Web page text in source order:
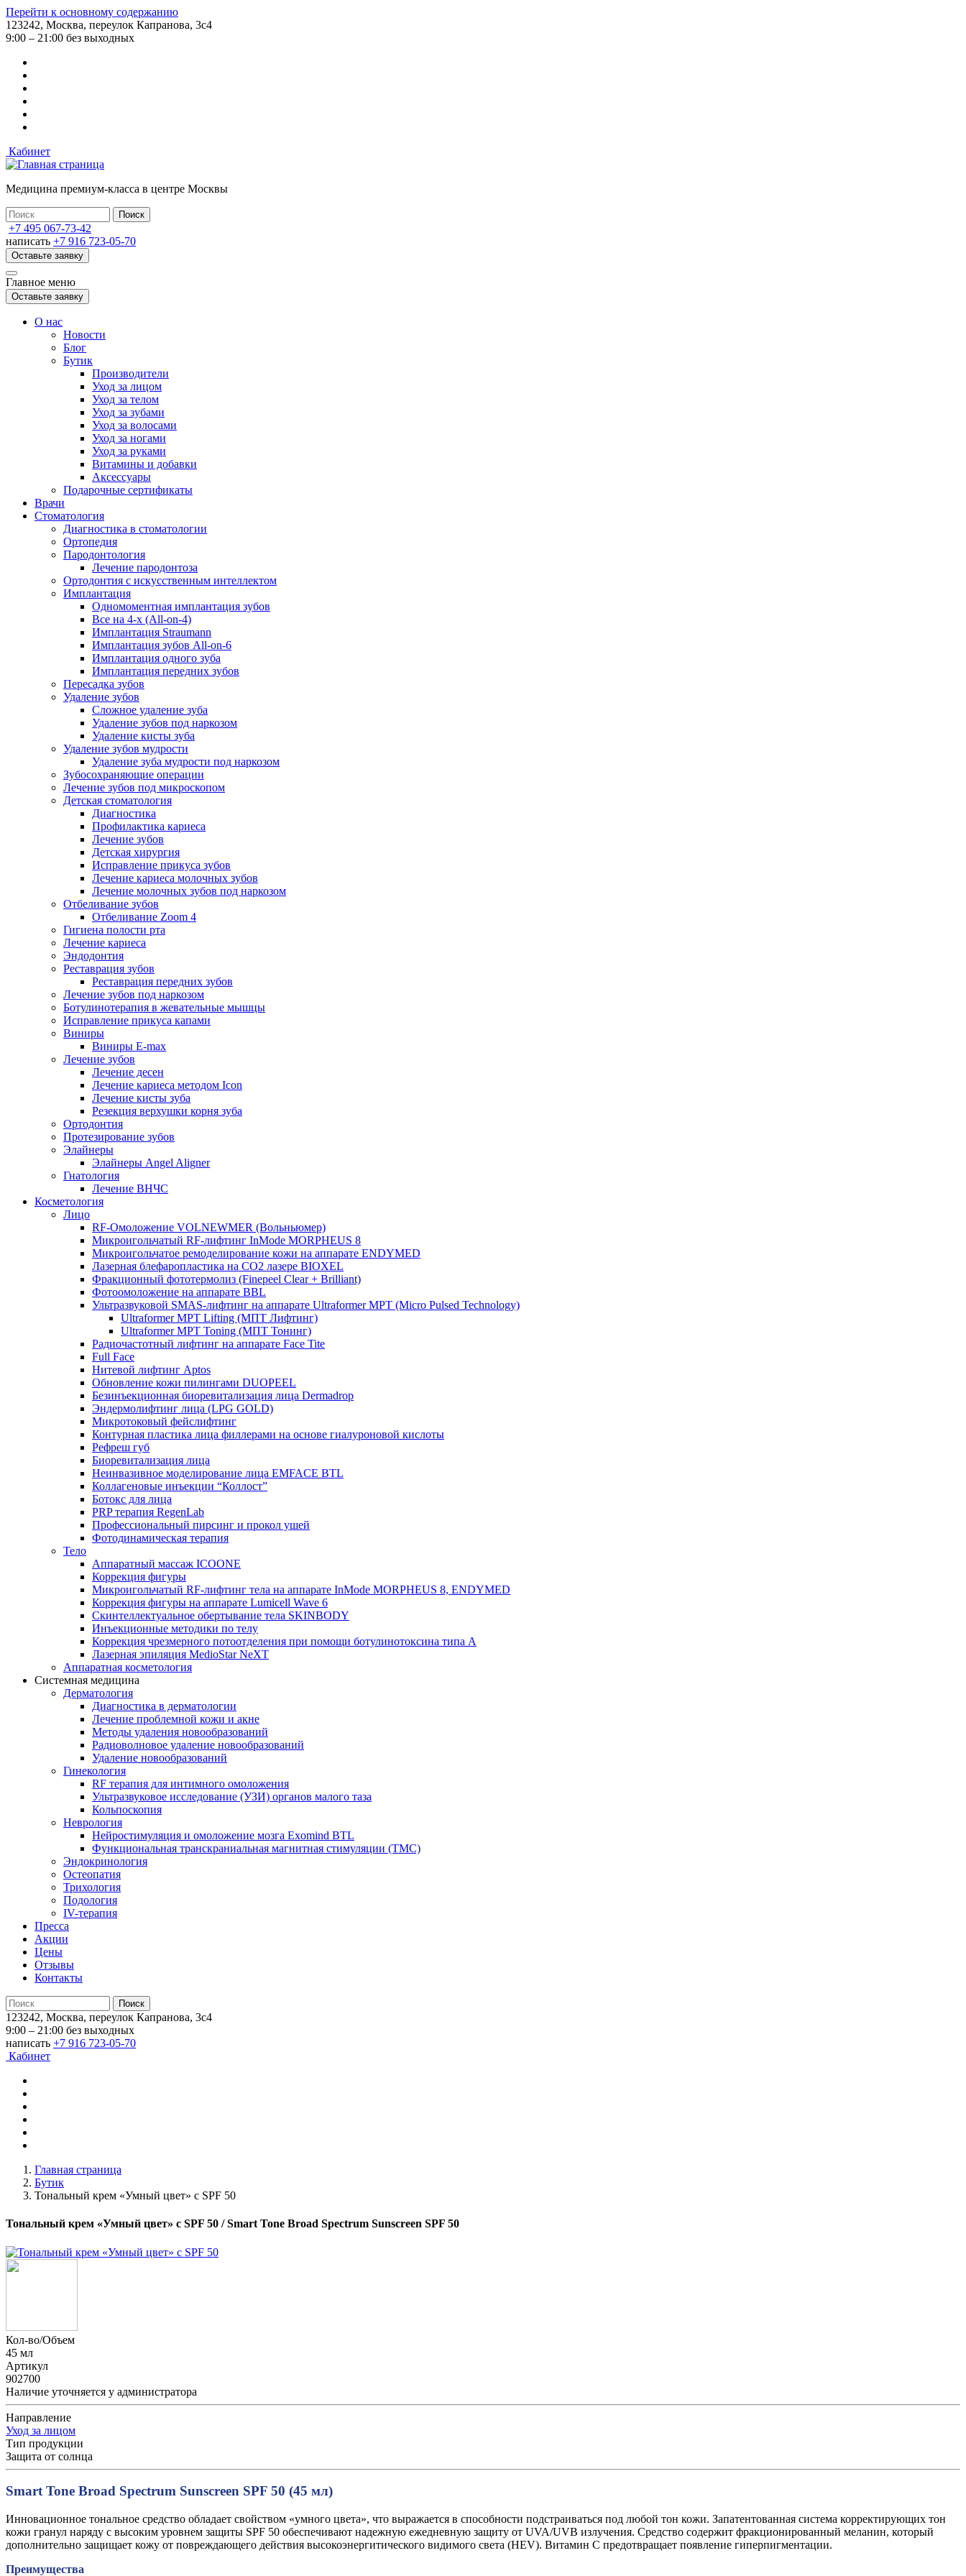
Перейти к основному содержанию
123242, Москва, переулок Капранова, 3с4
9:00 – 21:00 без выходных
Кабинет
Медицина премиум-класса в центре Москвы
+7 495 067-73-42
написать +7 916 723-05-70
Оставьте заявку
Главное меню
Оставьте заявку
О нас
Новости
Блог
Бутик
Производители
Уход за лицом
Уход за телом
Уход за зубами
Уход за волосами
Уход за ногами
Уход за руками
Витамины и добавки
Аксессуары
Подарочные сертификаты
Врачи
Стоматология
Диагностика в стоматологии
Ортопедия
Пародонтология
Лечение пародонтоза
Ортодонтия с искусственным интеллектом
Имплантация
Одномоментная имплантация зубов
Все на 4-х (All-on-4)
Имплантация Straumann
Имплантация зубов All-on-6
Имплантация одного зуба
Имплантация передних зубов
Пересадка зубов
Удаление зубов
Сложное удаление зуба
Удаление зубов под наркозом
Удаление кисты зуба
Удаление зубов мудрости
Удаление зуба мудрости под наркозом
Зубосохраняющие операции
Лечение зубов под микроскопом
Детская стоматология
Диагностика
Профилактика кариеса
Лечение зубов
Детская хирургия
Исправление прикуса зубов
Лечение кариеса молочных зубов
Лечение молочных зубов под наркозом
Отбеливание зубов
Отбеливание Zoom 4
Гигиена полости рта
Лечение кариеса
Эндодонтия
Реставрация зубов
Реставрация передних зубов
Лечение зубов под наркозом
Ботулинотерапия в жевательные мышцы
Исправление прикуса капами
Виниры
Виниры E-max
Лечение зубов
Лечение десен
Лечение кариеса методом Icon
Лечение кисты зуба
Резекция верхушки корня зуба
Ортодонтия
Протезирование зубов
Элайнеры
Элайнеры Angel Aligner
Гнатология
Лечение ВНЧС
Косметология
Лицо
RF-Омоложение VOLNEWMER (Вольньюмер)
Микроигольчатый RF-лифтинг InMode MORPHEUS 8
Микроигольчатое ремоделирование кожи на аппарате ENDYMED
Лазерная блефаропластика на CO2 лазере BIOXEL
Фракционный фототермолиз (Finepeel Clear + Brilliant)
Фотоомоложение на аппарате BBL
Ультразвуковой SMAS-лифтинг на аппарате Ultraformer MPT (Micro Pulsed Technology)
Ultraformer MPT Lifting (МПТ Лифтинг)
Ultraformer MPT Toning (МПТ Тонинг)
Радиочастотный лифтинг на аппарате Face Tite
Full Face
Нитевой лифтинг Aptos
Обновление кожи пилингами DUOPEEL
Безинъекционная биоревитализация лица Dermadrop
Эндермолифтинг лица (LPG GOLD)
Микротоковый фейслифтинг
Контурная пластика лица филлерами на основе гиалуроновой кислоты
Рефреш губ
Биоревитализация лица
Неинвазивное моделирование лица EMFACE BTL
Коллагеновые инъекции “Коллост”
Ботокс для лица
PRP терапия RegenLab
Профессиональный пирсинг и прокол ушей
Фотодинамическая терапия
Тело
Аппаратный массаж ICOONE
Коррекция фигуры
Микроигольчатый RF-лифтинг тела на аппарате InMode MORPHEUS 8, ENDYMED
Коррекция фигуры на аппарате Lumicell Wave 6
Скинтеллектуальное обертывание тела SKINBODY
Инъекционные методики по телу
Коррекция чрезмерного потоотделения при помощи ботулинотоксина типа А
Лазерная эпиляция MedioStar NeXT
Аппаратная косметология
Системная медицина
Дерматология
Диагностика в дерматологии
Лечение проблемной кожи и акне
Методы удаления новообразований
Радиоволновое удаление новообразований
Удаление новообразований
Гинекология
RF терапия для интимного омоложения
Ультразвуковое исследование (УЗИ) органов малого таза
Кольпоскопия
Неврология
Нейростимуляция и омоложение мозга Exomind BTL
Функциональная транскраниальная магнитная стимуляции (ТМС)
Эндокринология
Остеопатия
Трихология
Подология
IV-терапия
Пресса
Акции
Цены
Отзывы
Контакты
123242, Москва, переулок Капранова, 3с4
9:00 – 21:00 без выходных
написать +7 916 723-05-70
Кабинет
Главная страница
Бутик
Тональный крем «Умный цвет» с SPF 50
Тональный крем «Умный цвет» с SPF 50 / Smart Tone Broad Spectrum Sunscreen SPF 50
Кол-во/Объем
45 мл
Артикул
902700
Наличие уточняется у администратора
Направление
Уход за лицом
Тип продукции
Защита от солнца
Smart Tone Broad Spectrum Sunscreen SPF 50 (45 мл)
Инновационное тональное средство обладает свойством «умного цвета», что выражается в способности подстраиваться под любой тон кожи. Запатентованная система корректирующих тон
кожи гранул наряду с высоким уровнем защиты SPF 50 обеспечивают надежную ежедневную защиту от UVA/UVB излучения. Средство содержит фракционированный меланин, который
дополнительно защищает кожу от повреждающего действия высокоэнергитического видимого света (HEV). Витамин С предотвращает появление гиперпигментации.
Преимущества